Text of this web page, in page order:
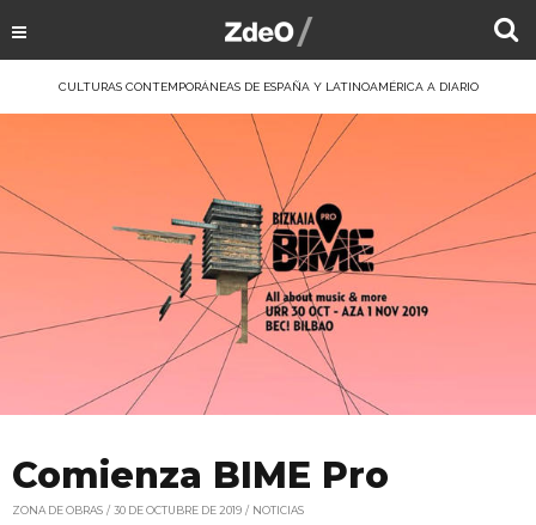
CULTURAS CONTEMPORÁNEAS DE ESPAÑA Y LATINOAMÉRICA A DIARIO
Comienza BIME Pro
ZONA DE OBRAS 30 DE OCTUBRE DE 2019 NOTICIAS